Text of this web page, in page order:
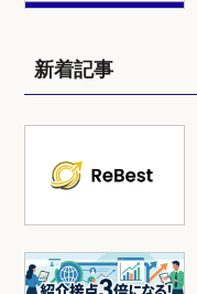
新着記事